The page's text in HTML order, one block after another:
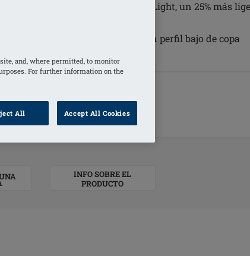
copa de Siliconta suave InTouch Light, un 25% más
nuva forma moderna 1SN para un perfil bajo de copa
INFO SOBRE EL
PRODUCTO
and, where permitted, to monitor
For further information on the
All Accept All Cookies